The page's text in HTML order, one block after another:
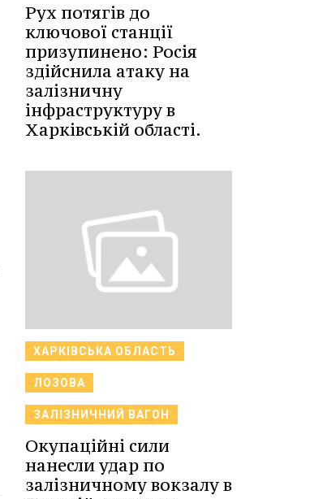
Рух потягів до
ключової станції
призупинено: Росія
здійснила атаку на
залізничну
інфраструктуру в
Харківській області.
ХАРКІВСЬКА ОБЛАСТЬ
ЛОЗОВА
ЗАЛІЗНИЧНИЙ ВАГОН
Окупаційні сили
нанесли удар по
залізничному вокзалу в